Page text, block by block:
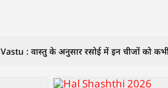
Vastu : वास्तु के अनुसार रसोई में इन चीजों को